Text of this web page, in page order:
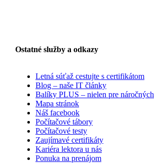
Ostatné služby a odkazy
Letná súťaž cestujte s certifikátom
Blog – naše IT články
Balíky PLUS – nielen pre náročných
Mapa stránok
Náš facebook
Počítačové tábory
Počítačové testy
Zaujímavé certifikáty
Kariéra lektora u nás
Ponuka na prenájom